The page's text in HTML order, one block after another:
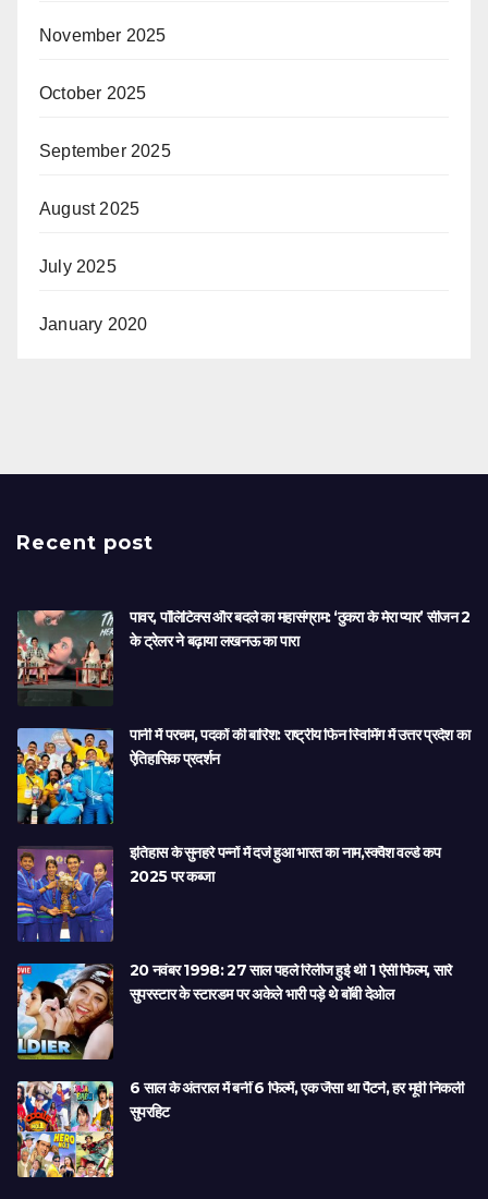
November 2025
October 2025
September 2025
August 2025
July 2025
January 2020
Recent post
पावर, पॉलिटिक्स और बदले का महासंग्राम: ‘ठुकरा के मेरा प्यार’ सीजन 2
के ट्रेलर ने बढ़ाया लखनऊ का पारा
पानी में परचम, पदकों की बारिश: राष्ट्रीय फिन स्विमिंग में उत्तर प्रदेश का
ऐतिहासिक प्रदर्शन
इतिहास के सुनहरे पन्नों में दर्ज हुआ भारत का नाम,स्क्वैश वर्ल्ड कप
2025 पर कब्जा
20 नवंबर 1998: 27 साल पहले रिलीज हुई थी 1 ऐसी फिल्म, सारे
सुपरस्टार के स्टारडम पर अकेले भारी पड़े थे बॉबी देओल
6 साल के अंतराल में बनीं 6 फिल्में, एक जैसा था पैटर्न, हर मूवी निकली
सुपरहिट